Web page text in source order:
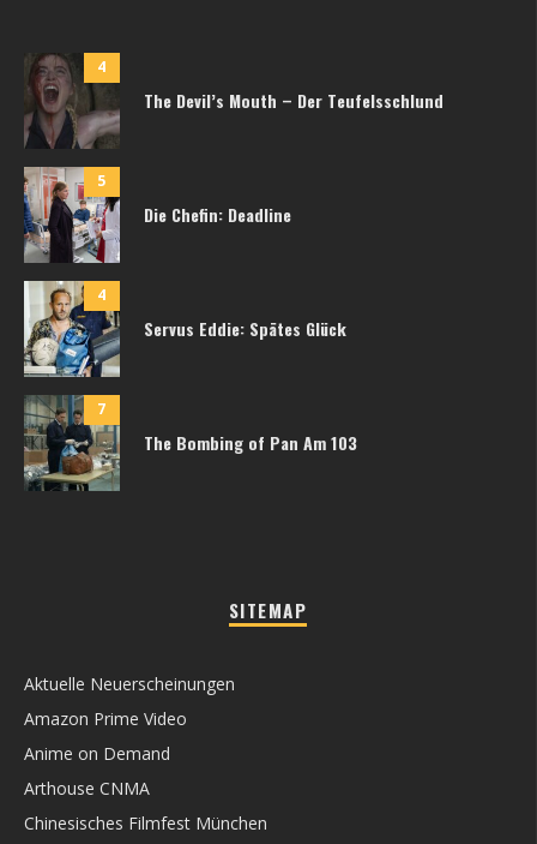
4
The Devil’s Mouth – Der Teufelsschlund
5
Die Chefin: Deadline
4
Servus Eddie: Spätes Glück
7
The Bombing of Pan Am 103
SITEMAP
Aktuelle Neuerscheinungen
Amazon Prime Video
Anime on Demand
Arthouse CNMA
Chinesisches Filmfest München